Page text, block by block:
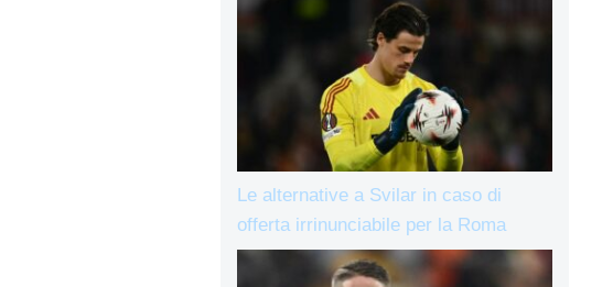
Le alternative a Svilar in caso di
offerta irrinunciabile per la Roma